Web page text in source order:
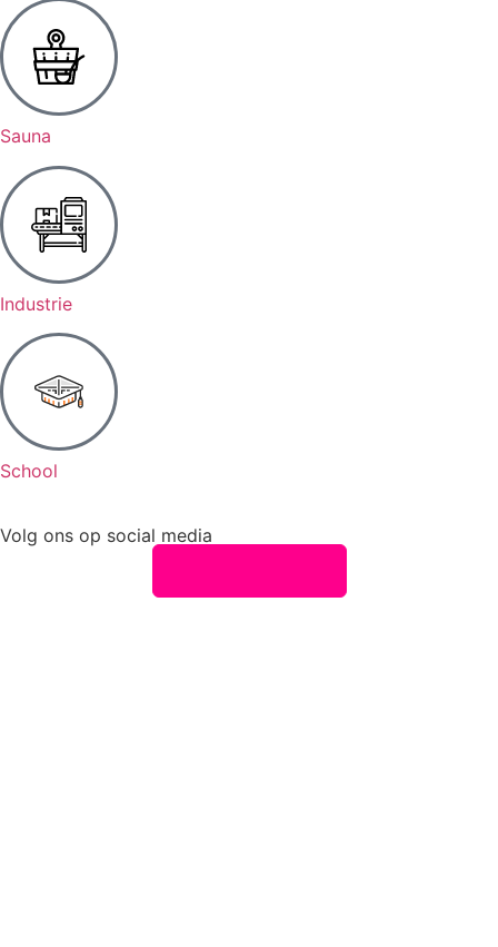
Sauna
Industrie
School
Volg ons op social media